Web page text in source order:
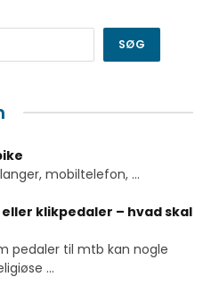
SØG
mobiltelefon, ...
eller klikpedaler – hvad skal
pedaler til mtb kan nogle
...